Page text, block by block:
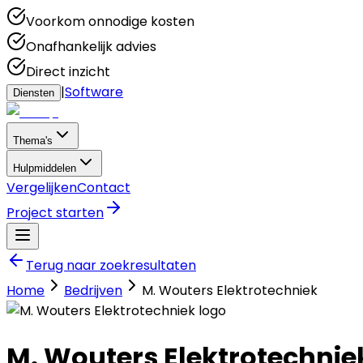
Voorkom onnodige kosten
Onafhankelijk advies
Direct inzicht
Diensten |Software
Thema's
Hulpmiddelen
VergelijkenContact
Project starten
Terug naar zoekresultaten
Home
Bedrijven M. Wouters Elektrotechniek